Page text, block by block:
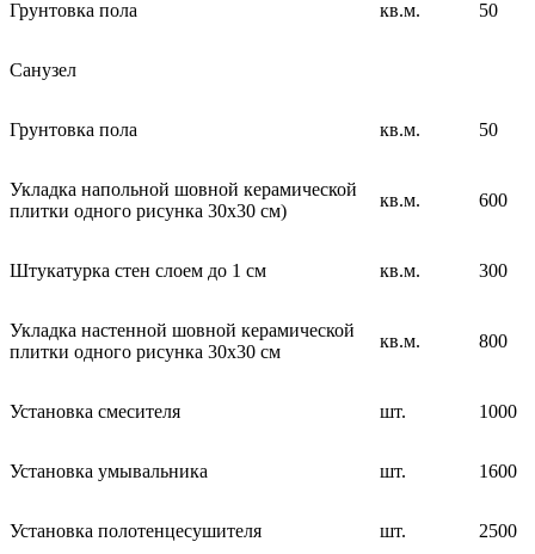
Грунтовка пола кв.м. 50
Санузел
Грунтовка пола кв.м. 50
Укладка напольной шовной керамической
плитки одного рисунка 30х30 см)
кв.м. 600
Штукатурка стен слоем до 1 см кв.м. 300
Укладка настенной шовной керамической
плитки одного рисунка 30х30 см
кв.м. 800
Установка смесителя шт. 1000
Установка умывальника шт. 1600
Установка полотенцесушителя шт. 2500